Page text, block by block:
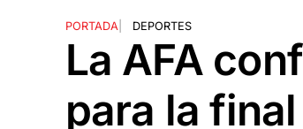
PORTADA| DEPORTES
La AFA
para la